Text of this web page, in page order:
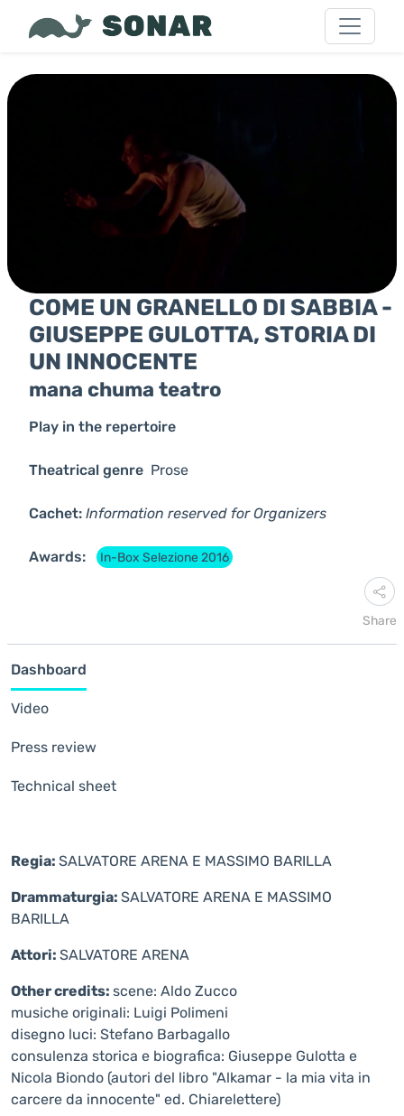
COME UN GRANELLO DI SABBIA -
GIUSEPPE GULOTTA, STORIA DI
UN INNOCENTE
mana chuma teatro
Play in the repertoire
Theatrical genre Prose
Cachet: Information reserved for Organizers
Awards: In-Box Selezione 2016
Share
Dashboard
Video
Press review
Technical sheet
Regia: SALVATORE ARENA E MASSIMO BARILLA
Drammaturgia: SALVATORE ARENA E MASSIMO
BARILLA
Attori: SALVATORE ARENA
Other credits: scene: Aldo Zucco
musiche originali: Luigi Polimeni
disegno luci: Stefano Barbagallo
consulenza storica e biografica: Giuseppe Gulotta e
Nicola Biondo (autori del libro "Alkamar - la mia vita in
carcere da innocente" ed. Chiarelettere)